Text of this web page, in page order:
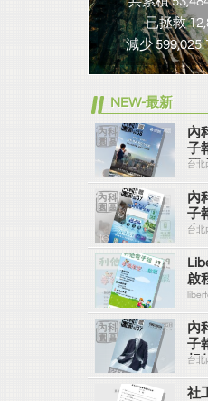
已拯救
減少
NEW-最新
內
子
麗
高
台北
內
子
全
牌
台北
啟
內
子
想
仕裝 都會日
搭
台北
社